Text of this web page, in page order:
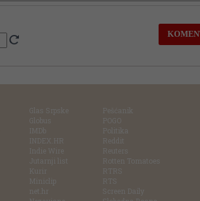
Glas Srpske
Globus
IMDb
INDEX.HR
Indie Wire
Jutarnji list
Kurir
Miniclip
net.hr
Pešćanik
POGO
Politika
Reddit
Reuters
Rotten Tomatoes
RTRS
RTS
Screen Daily